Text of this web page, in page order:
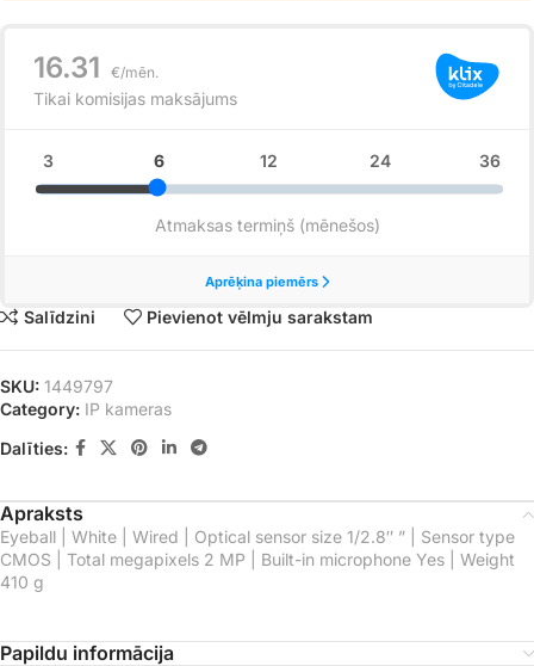
Salīdzini Pievienot vēlmju sarakstam
SKU: 1449797
Category: IP kameras
Dalīties:
Apraksts
Eyeball | White | Wired | Optical sensor size 1/2.8″ ” | Sensor type
CMOS | Total megapixels 2 MP | Built-in microphone Yes | Weight
410 g
Papildu informācija